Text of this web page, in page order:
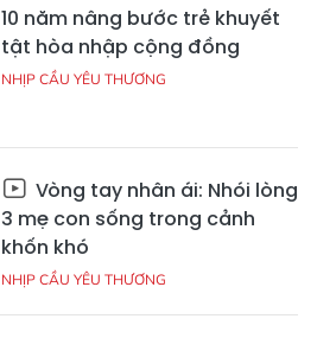
10 năm nâng bước trẻ khuyết
tật hòa nhập cộng đồng
NHỊP CẦU YÊU THƯƠNG
Vòng tay nhân ái: Nhói lòng
3 mẹ con sống trong cảnh
khốn khó
NHỊP CẦU YÊU THƯƠNG